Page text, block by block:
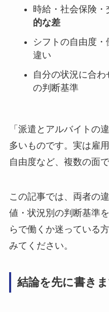
時給・社会保険・
的な差
シフトの自由度
違い
自分の状況に合わ
の判断基準
「派遣とアルバイトの
多いものです。実は雇
自由度など、複数の面
この記事では、両者の
値・状況別の判断基準
らで働くか迷っている
みてください。
結論を先に書き